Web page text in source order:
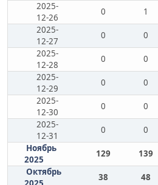
2025-
12-26
0 1
2025-
12-27
0 0
2025-
12-28
0 0
2025-
12-29
0 0
2025-
12-30
0 0
2025-
12-31
0 0
Ноябрь
2025
129 139
Октябрь
38 48